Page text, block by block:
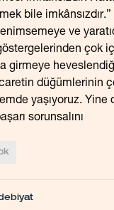
bile
ve
çok
girmeye
düğümlerinin
yaşıyoruz. Yine
sorunsalını